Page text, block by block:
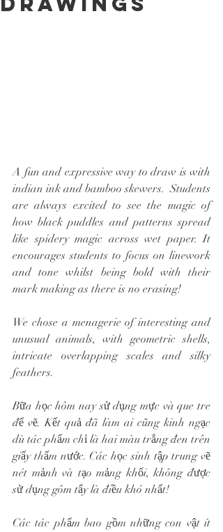
A fun and expressive way to draw is with
indian ink and bamboo skewers.  Students
are always excited to see the magic of
how black puddles and patterns spread
like spidery magic across wet paper. It
encourages students to focus on linework
and tone whilst being bold with their
mark making as there is no erasing!
We chose a menagerie of interesting and
unusual animals, with geometric shells,
intricate overlapping scales and silky
feathers.
Bữa học hôm nay sử dụng mực và que tre
để vẽ. Kết quả đã làm ai cũng kinh ngạc
dù tác phẩm chỉ là hai màu trắng đen trên
giấy thấm nước. Các học sinh tập trung vẽ
nét mảnh và tạo mảng khối, không được
sử dụng gôm tẩy là điều khó nhất!
Các tác phẩm bao gồm những con vật ít